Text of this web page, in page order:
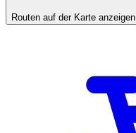
Routen auf der Karte anzeigen